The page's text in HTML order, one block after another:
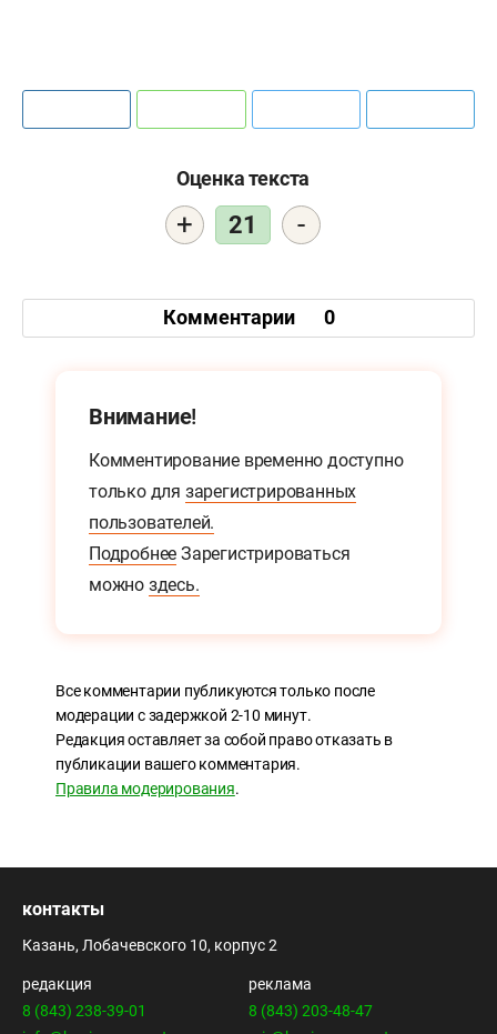
Оценка текста
+ 21 -
Комментарии 0
Внимание!
Комментирование временно доступно
только для зарегистрированных
пользователей.
Подробнее Зарегистрироваться
можно здесь.
Все комментарии публикуются только после
модерации с задержкой 2-10 минут.
Редакция оставляет за собой право отказать в
публикации вашего комментария.
Правила модерирования.
контакты
Казань, Лобачевского 10, корпус 2
редакция
8 (843) 238-39-01
реклама
8 (843) 203-48-47